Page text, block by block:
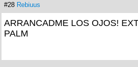
#28 Rebiuus
ARRANCADME LOS OJOS!
PALM